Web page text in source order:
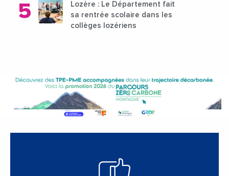
Lozère : Le Département fait
sa rentrée scolaire dans les
collèges lozériens